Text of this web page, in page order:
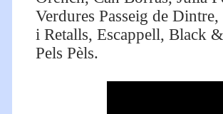
Verdures Passeig de
i Retalls, Escappell, Black
Pels Pèls.